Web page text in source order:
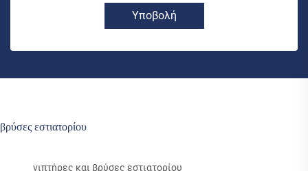
Υποβολή
βρύσες εστιατορίου
νιπτήρες και βρύσες εστιατορίου